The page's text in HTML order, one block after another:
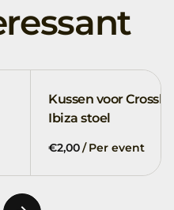
Kussen voor
Ibiza stoel
/